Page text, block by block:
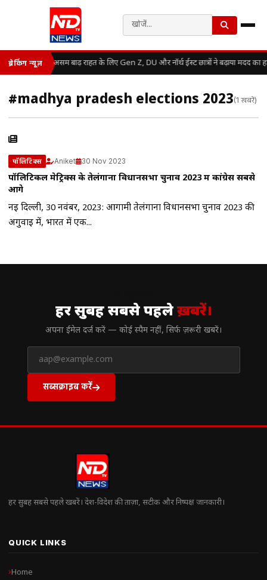
ब्रेकिंग न्यूज़ असम बाढ़ राहत के लिए Gen Z, DU और नॉर्थ ईस्ट छात्रों ने बढ़ाया मदद का
#madhya pradesh elections 2023(1 खबरें)
पॉलिटिक्स Aniket 30 Nov 2023
पॉलिटिकल मेट्रिक्स के तेलंगाना विधानसभा चुनाव 2023 में कांग्रेस सबसे
आगे
नई दिल्ली, 30 नवंबर, 2023: आगामी तेलंगाना विधानसभा चुनाव 2023 की
अगुवाई में, भारत में एक...
हर सुबह सबसे पहलेख़बरें।
अपना ईमेल दर्ज करें — कोई स्पैम नहीं, सिर्फ ज़रूरी खबरें।
सब्सक्राइब करें
हर सुबह सबसे पहले खबरें। देश-विदेश की ताज़ा, सटीक और निष्पक्ष जानकारी।
QUICK LINKS
Home